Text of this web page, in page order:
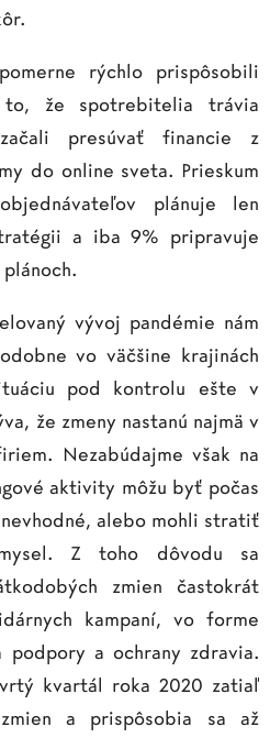
rýchlo prispôsobili
to, že spotrebitelia trávia
presúvať financie z
do online sveta. Prieskum
plánuje len
a iba 9% pripravuje
vývoj pandémie nám
vo väčšine krajinách
pod kontrolu ešte v
že zmeny nastanú najmä v
Nezabúdajme však na
aktivity môžu byť počas
alebo mohli stratiť
Z toho dôvodu sa
zmien častokrát
kampaní, vo forme
a ochrany zdravia.
kvartál roka 2020 zatiaľ
a prispôsobia sa až